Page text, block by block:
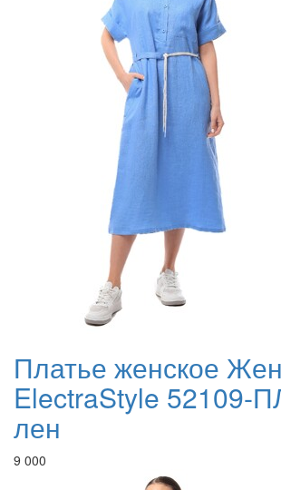
Платье женское Жен
ElectraStyle 52109-
лен
9 000